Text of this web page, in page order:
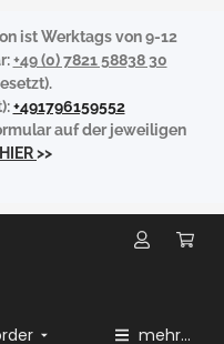
ist Werktags von 9-12
+49 (0) 7821 58838 30
+491796159552
auf der jeweiligen
HIER>>
mehr...